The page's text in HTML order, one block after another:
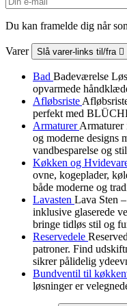
Du kan framelde dig når
Varer Slå varer-links til/fra 
Bad Badeværelse
opvarmede
Afløbsriste
perfekt med
ArmaturerArmaturer
og moderne designs
vandbesparelse og
Køkken og
ovne, kogeplader,
både moderne og
Lavasten Lava Sten
inklusive glaserede
bringe tidløs stil og
Reservedele
patroner. Find
sikrer pålidelig
Bundventil til
løsninger er